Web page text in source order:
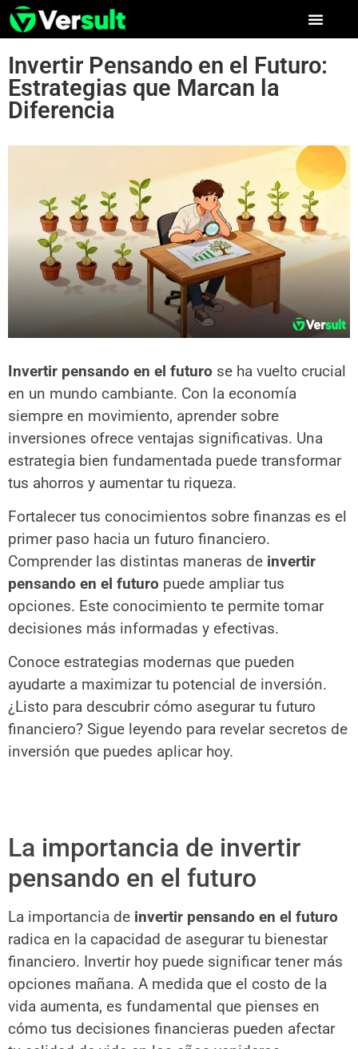
Invertir Pensando en el Futuro:
Estrategias que Marcan la
Diferencia
Invertir pensando en el futuro se ha vuelto crucial
en un mundo cambiante. Con la economía
siempre en movimiento, aprender sobre
inversiones ofrece ventajas significativas. Una
estrategia bien fundamentada puede transformar
tus ahorros y aumentar tu riqueza.
Fortalecer tus conocimientos sobre finanzas es el
primer paso hacia un futuro financiero.
Comprender las distintas maneras de invertir
pensando en el futuro puede ampliar tus
opciones. Este conocimiento te permite tomar
decisiones más informadas y efectivas.
Conoce estrategias modernas que pueden
ayudarte a maximizar tu potencial de inversión.
¿Listo para descubrir cómo asegurar tu futuro
financiero? Sigue leyendo para revelar secretos de
inversión que puedes aplicar hoy.
La importancia de invertir
pensando en el futuro
La importancia de invertir pensando en el futuro
radica en la capacidad de asegurar tu bienestar
financiero. Invertir hoy puede significar tener más
opciones mañana. A medida que el costo de la
vida aumenta, es fundamental que pienses en
cómo tus decisiones financieras pueden afectar